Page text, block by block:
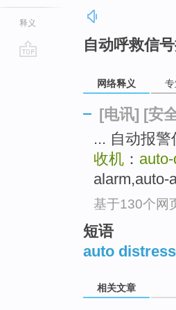
释义
自动呼救信
网络释义
[电讯] [安
... 自动报
收机 ：
alarm,auto-
基于130个网
短语
auto
相关文章